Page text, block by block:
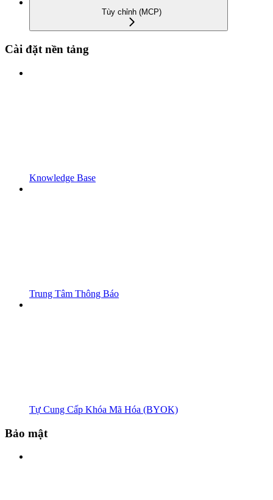
Tùy chỉnh (MCP)
Cài đặt nền tảng
Knowledge Base
Trung Tâm Thông Báo
Tự Cung Cấp Khóa Mã Hóa (BYOK)
Bảo mật